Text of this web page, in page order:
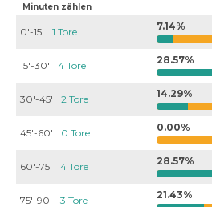
Minuten zählen
0'-15' 1 Tore 7.14%
15'-30' 4 Tore 28.57%
30'-45' 2 Tore 14.29%
45'-60' 0 Tore 0.00%
60'-75' 4 Tore 28.57%
75'-90' 3 Tore 21.43%